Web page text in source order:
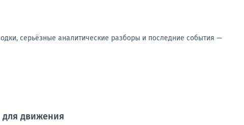
серьёзные аналитические разборы и последние события —
движения